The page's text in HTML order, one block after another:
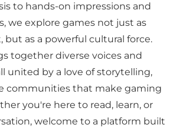
to hands-on impressions and
we explore games not just as
as a powerful cultural force.
together diverse voices and
united by a love of storytelling,
communities that make gaming
you're here to read, learn, or
welcome to a platform built